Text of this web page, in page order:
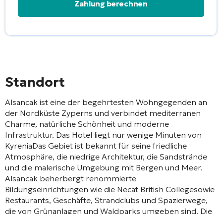
Standort
Alsancak ist eine der begehrtesten Wohngegenden an
der Nordküste Zyperns und verbindet mediterranen
Charme, natürliche Schönheit und moderne
Infrastruktur. Das Hotel liegt nur wenige Minuten von
KyreniaDas Gebiet ist bekannt für seine friedliche
Atmosphäre, die niedrige Architektur, die Sandstrände
und die malerische Umgebung mit Bergen und Meer.
Alsancak beherbergt renommierte
Bildungseinrichtungen wie die Necat British Collegesowie
Restaurants, Geschäfte, Strandclubs und Spazierwege,
die von Grünanlagen und Waldparks umgeben sind. Die